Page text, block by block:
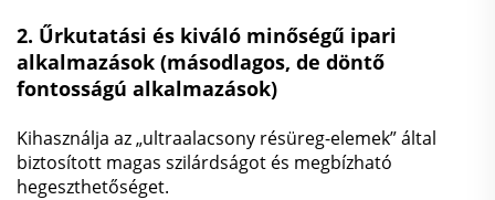
2. Űrkutatási és kiváló minőségű ipari
alkalmazások (másodlagos, de döntő
fontosságú alkalmazások)
Kihasználja az „ultraalacsony résüreg-elemek” által
biztosított magas szilárdságot és megbízható
hegeszthetőséget.